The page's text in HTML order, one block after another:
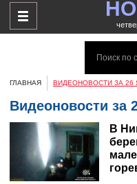
ГЛАВНАЯ ВИДЕОНОВОСТИ ЗА 26
Видеоновости за
В